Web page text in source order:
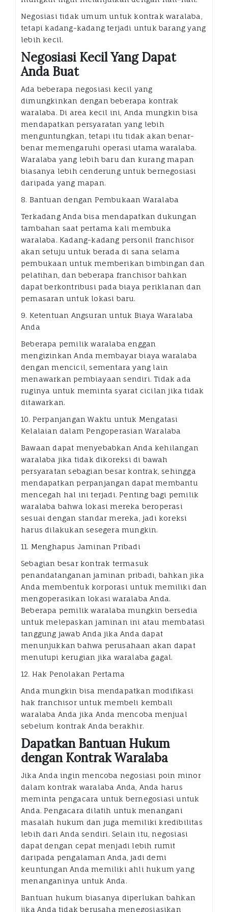
Negosiasi tidak umum untuk kontrak waralaba,
tetapi kadang-kadang terjadi untuk barang yang
lebih kecil.
Negosiasi Kecil Yang Dapat
Anda Buat
Ada beberapa negosiasi kecil yang
dimungkinkan dengan beberapa kontrak
waralaba. Di area kecil ini, Anda mungkin bisa
mendapatkan persyaratan yang lebih
menguntungkan, tetapi itu tidak akan benar-
benar memengaruhi operasi utama waralaba.
Waralaba yang lebih baru dan kurang mapan
biasanya lebih cenderung untuk bernegosiasi
daripada yang mapan.
8. Bantuan dengan Pembukaan Waralaba
Terkadang Anda bisa mendapatkan dukungan
tambahan saat pertama kali membuka
waralaba. Kadang-kadang personil franchisor
akan setuju untuk berada di sana selama
pembukaan untuk memberikan bimbingan dan
pelatihan, dan beberapa franchisor bahkan
dapat berkontribusi pada biaya periklanan dan
pemasaran untuk lokasi baru.
9. Ketentuan Angsuran untuk Biaya Waralaba
Anda
Beberapa pemilik waralaba enggan
mengizinkan Anda membayar biaya waralaba
dengan mencicil, sementara yang lain
menawarkan pembiayaan sendiri. Tidak ada
ruginya untuk meminta syarat cicilan jika tidak
ditawarkan.
10. Perpanjangan Waktu untuk Mengatasi
Kelalaian dalam Pengoperasian Waralaba
Bawaan dapat menyebabkan Anda kehilangan
waralaba jika tidak dikoreksi di bawah
persyaratan sebagian besar kontrak, sehingga
mendapatkan perpanjangan dapat membantu
mencegah hal ini terjadi. Penting bagi pemilik
waralaba bahwa lokasi mereka beroperasi
sesuai dengan standar mereka, jadi koreksi
harus dilakukan sesegera mungkin.
11. Menghapus Jaminan Pribadi
Sebagian besar kontrak termasuk
penandatanganan jaminan pribadi, bahkan jika
Anda membentuk korporasi untuk memiliki dan
mengoperasikan lokasi waralaba Anda.
Beberapa pemilik waralaba mungkin bersedia
untuk melepaskan jaminan ini atau membatasi
tanggung jawab Anda jika Anda dapat
menunjukkan bahwa perusahaan akan dapat
menutupi kerugian jika waralaba gagal.
12. Hak Penolakan Pertama
Anda mungkin bisa mendapatkan modifikasi
hak franchisor untuk membeli kembali
waralaba Anda jika Anda mencoba menjual
sebelum kontrak Anda berakhir.
Dapatkan Bantuan Hukum
dengan Kontrak Waralaba
Jika Anda ingin mencoba negosiasi poin minor
dalam kontrak waralaba Anda, Anda harus
meminta pengacara untuk bernegosiasi untuk
Anda. Pengacara dilatih untuk menangani
masalah hukum dan juga memiliki kredibilitas
lebih dari Anda sendiri. Selain itu, negosiasi
dapat dengan cepat menjadi lebih rumit
daripada pengalaman Anda, jadi demi
keuntungan Anda memiliki ahli hukum yang
menanganinya untuk Anda.
Bantuan hukum biasanya diperlukan bahkan
jika Anda tidak berusaha menegosiasikan